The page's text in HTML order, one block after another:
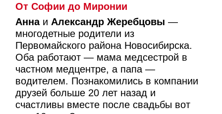
От Софии до Миронии
Аннаи Александр Жеребцовы—
многодетные родители из
Первомайского района Новосибирска.
Оба работают — мама медсестрой в
частном медцентре, а папа —
водителем. Познакомились в компании
друзей больше 20 лет назад и
счастливы вместе после свадьбы вот